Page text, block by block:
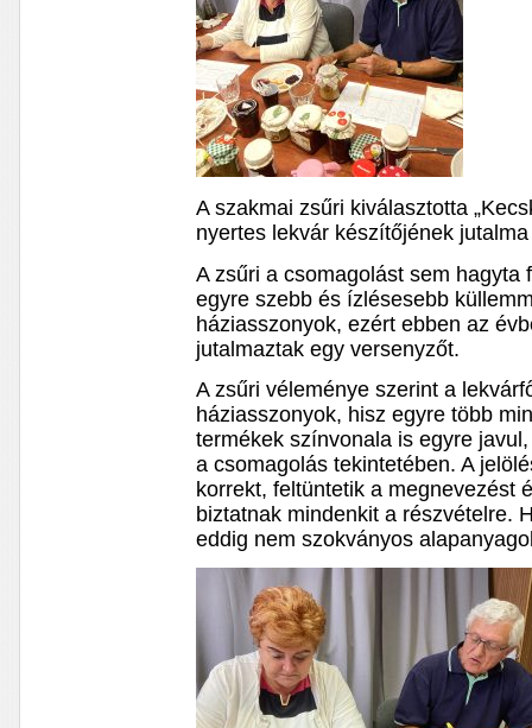
A szakmai zsűri kiválasztotta
nyertes lekvár készítőjének
A zsűri a csomagolást sem hagyta
egyre szebb és ízlésesebb
háziasszonyok, ezért ebben az
jutalmaztak egy versenyzőt.
A zsűri véleménye szerint a
háziasszonyok, hisz egyre több
termékek színvonala is egyre
a csomagolás tekintetében. A
korrekt, feltüntetik a megnevezést
biztatnak mindenkit a részvételre.
eddig nem szokványos